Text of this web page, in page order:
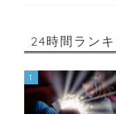
24時間ラン
1